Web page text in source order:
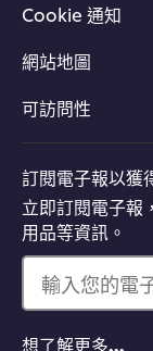
Cookie 通知
網站地圖
可訪問性
訂閱電子報以獲
立即訂閱電子報
用品等資訊。
輸入您的電
想了解更多…